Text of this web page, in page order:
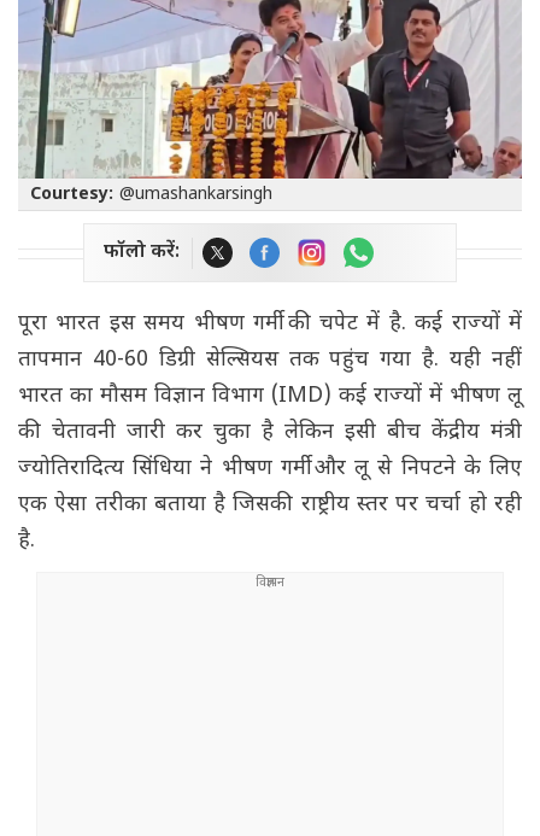
Courtesy: @umashankarsingh
फॉलो करें:
पूरा भारत इस समय भीषण गर्मी की चपेट में है. कई राज्यों में
तापमान 40-60 डिग्री सेल्सियस तक पहुंच गया है. यही नहीं
भारत का मौसम विज्ञान विभाग (IMD) कई राज्यों में भीषण लू
की चेतावनी जारी कर चुका है लेकिन इसी बीच केंद्रीय मंत्री
ज्योतिरादित्य सिंधिया ने भीषण गर्मी और लू से निपटने के लिए
एक ऐसा तरीका बताया है जिसकी राष्ट्रीय स्तर पर चर्चा हो रही
है.